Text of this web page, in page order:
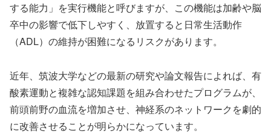
する能力」を実行機能と呼びますが、この機能は加齢や脳
卒中の影響で低下しやすく、放置すると日常生活動作
（ADL）の維持が困難になるリスクがあります。
近年、筑波大学などの最新の研究や論文報告によれば、有
酸素運動と複雑な認知課題を組み合わせたプログラムが、
前頭前野の血流を増加させ、神経系のネットワークを劇的
に改善させることが明らかになっています。